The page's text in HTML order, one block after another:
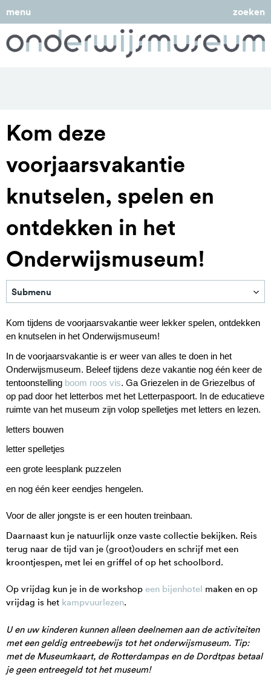
menu zoeken
Kom deze
voorjaarsvakantie
knutselen, spelen en
ontdekken in het
Onderwijsmuseum!
Submenu
Kom tijdens de voorjaarsvakantie weer lekker spelen, ontdekken
en knutselen in het Onderwijsmuseum!
In de voorjaarsvakantie is er weer van alles te doen in het
Onderwijsmuseum. Beleef tijdens deze vakantie nog één keer de
tentoonstelling boom roos vis. Ga Griezelen in de Griezelbus of
op pad door het letterbos met het Letterpaspoort. In de educatieve
ruimte van het museum zijn volop spelletjes met letters en lezen.
letters bouwen
letter spelletjes
een grote leesplank puzzelen
en nog één keer eendjes hengelen.
Voor de aller jongste is er een houten treinbaan.
Daarnaast kun je natuurlijk onze vaste collectie bekijken. Reis
terug naar de tijd van je (groot)ouders en schrijf met een
kroontjespen, met lei en griffel of op het schoolbord.
Op vrijdag kun je in de workshop een bijenhotel maken en op
vrijdag is het kampvuurlezen.
U en uw kinderen kunnen alleen deelnemen aan de activiteiten
met een geldig entreebewijs tot het onderwijsmuseum. Tip:
met de Museumkaart, de Rotterdampas en de Dordtpas betaal
je geen entreegeld tot het museum!